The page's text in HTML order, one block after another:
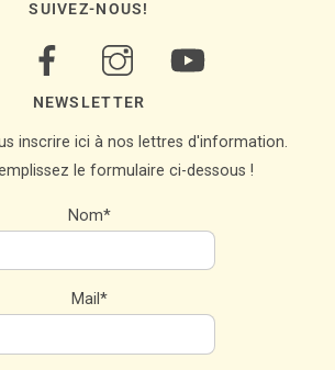
SUIVEZ-NOUS!
NEWSLETTER
inscrire ici à nos lettres d'information.
le formulaire ci-dessous !
Nom*
Mail*